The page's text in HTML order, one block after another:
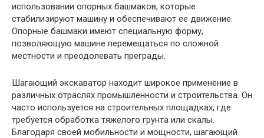
использовании опорных башмаков, которые
стабилизируют машину и обеспечивают ее движение.
Опорные башмаки имеют специальную форму,
позволяющую машине перемещаться по сложной
местности и преодолевать преграды.
Шагающий экскаватор находит широкое применение в
различных отраслях промышленности и строительства. Он
часто используется на строительных площадках, где
требуется обработка тяжелого грунта или скалы.
Благодаря своей мобильности и мощности, шагающий